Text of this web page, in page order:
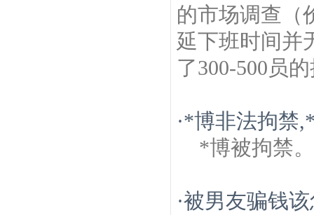
的市场调查（
延下班时间并
了300-500员
·*博非法拘禁
*博被拘禁
·被男友骗钱